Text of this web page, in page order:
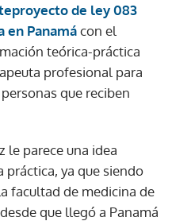
de ley 083
en Panamácon el
teórica-práctica
profesional para
que reciben
le parece una idea
ya que siendo
facultad de medicina de
que llegó a Panamá